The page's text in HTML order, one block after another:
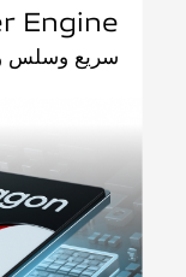
Engine
سريع وسلس